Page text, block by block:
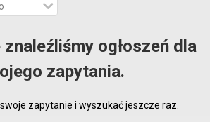
ogłoszeń dla
zapytania.
zapytanie i wyszukać jeszcze raz.